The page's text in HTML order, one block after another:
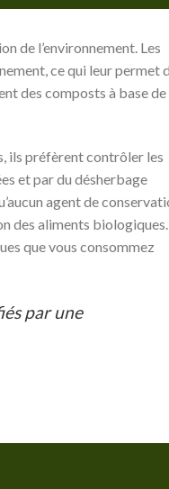
de l’environnement. Les
ce qui leur permet
des composts à base de
ils préfèrent contrôler les
et par du désherbage
agent de
des aliments biologiques.
que vous consommez
par une